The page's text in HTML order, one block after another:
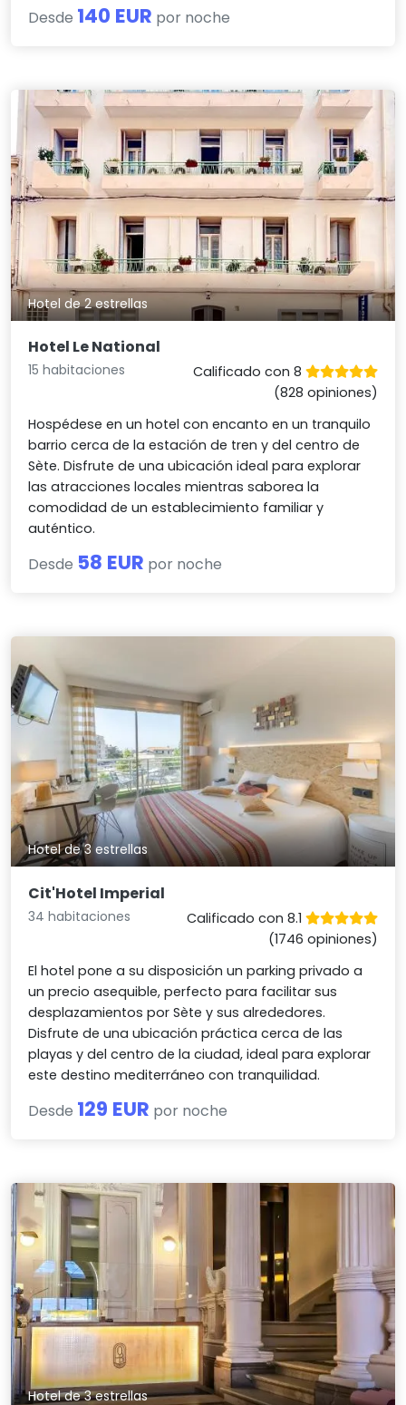
Desde 140 EUR por noche
Hotel de 2 estrellas
Hotel Le National
15 habitaciones
Calificado con 8
(828 opiniones)
Hospédese en un hotel con encanto en un tranquilo
barrio cerca de la estación de tren y del centro de
Sète. Disfrute de una ubicación ideal para explorar
las atracciones locales mientras saborea la
comodidad de un establecimiento familiar y
auténtico.
Desde 58 EUR por noche
Hotel de 3 estrellas
Cit'Hotel Imperial
34 habitaciones
Calificado con 8.1
(1746 opiniones)
El hotel pone a su disposición un parking privado a
un precio asequible, perfecto para facilitar sus
desplazamientos por Sète y sus alrededores.
Disfrute de una ubicación práctica cerca de las
playas y del centro de la ciudad, ideal para explorar
este destino mediterráneo con tranquilidad.
Desde 129 EUR por noche
Hotel de 3 estrellas